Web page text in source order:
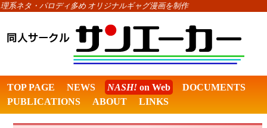
理系ネタ・パロディ多め オリジナルギャグ漫画を制作
TOP PAGE NEWS NASH! on Web
DOCUMENTS
PUBLICATIONS
ABOUT LINKS